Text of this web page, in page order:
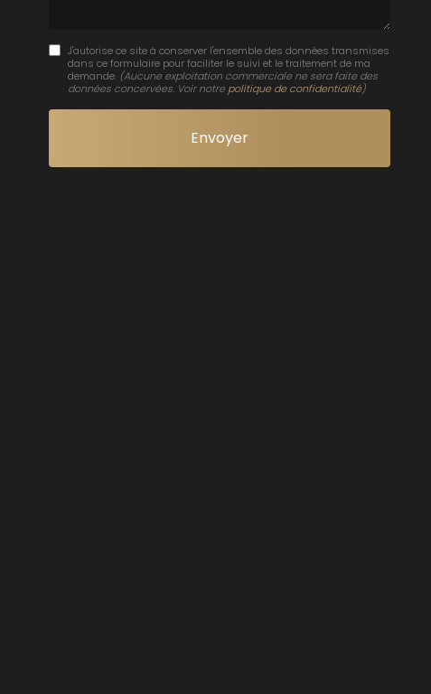
J'autorise ce site à conserver l'ensemble des données transmises
dans ce formulaire pour faciliter le suivi et le traitement de ma
demande. (Aucune exploitation commerciale ne sera faite des
données concervées. Voir notre politique de confidentialité)